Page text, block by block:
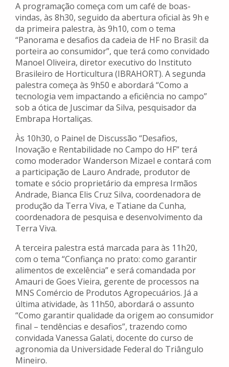
A programação começa com um café de boas-
vindas, às 8h30, seguido da abertura oficial às 9h e
da primeira palestra, às 9h10, com o tema
“Panorama e desafios da cadeia de HF no Brasil: da
porteira ao consumidor”, que terá como convidado
Manoel Oliveira, diretor executivo do Instituto
Brasileiro de Horticultura (IBRAHORT). A segunda
palestra começa às 9h50 e abordará “Como a
tecnologia vem impactando a eficiência no campo”
sob a ótica de Juscimar da Silva, pesquisador da
Embrapa Hortaliças.
Às 10h30, o Painel de Discussão “Desafios,
Inovação e Rentabilidade no Campo do HF” terá
como moderador Wanderson Mizael e contará com
a participação de Lauro Andrade, produtor de
tomate e sócio proprietário da empresa Irmãos
Andrade, Bianca Elis Cruz Silva, coordenadora de
produção da Terra Viva, e Tatiane da Cunha,
coordenadora de pesquisa e desenvolvimento da
Terra Viva.
A terceira palestra está marcada para às 11h20,
com o tema “Confiança no prato: como garantir
alimentos de excelência” e será comandada por
Amauri de Goes Vieira, gerente de processos na
MNS Comércio de Produtos Agropecuários. Já a
última atividade, às 11h50, abordará o assunto
“Como garantir qualidade da origem ao consumidor
final – tendências e desafios”, trazendo como
convidada Vanessa Galati, docente do curso de
agronomia da Universidade Federal do Triângulo
Mineiro.